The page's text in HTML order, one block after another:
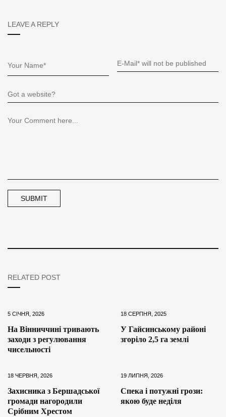
LEAVE A REPLY
RELATED POST
5 СІЧНЯ, 2026
На Вінниччині тривають
заходи з регулювання
чисельності
18 СЕРПНЯ, 2025
У Гайсинському районі
згоріло 2,5 га землі
18 ЧЕРВНЯ, 2026
Захисника з Бершадської
громади нагородили
Срібним Хрестом
19 ЛИПНЯ, 2026
Спека і потужні грози:
якою буде неділя